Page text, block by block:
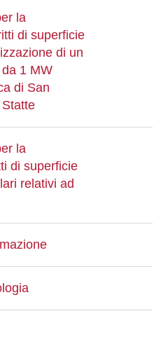
la
di superficie
di un
1 MW
di San
la
di superficie
relativi ad